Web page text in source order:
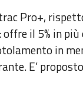
Pro+,
il 5% in più
in
E’